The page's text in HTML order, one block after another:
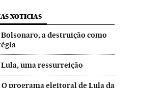
NOTICIAS
Bolsonaro, a destruição como
Lula, uma ressurreição
O programa eleitoral de Lula da